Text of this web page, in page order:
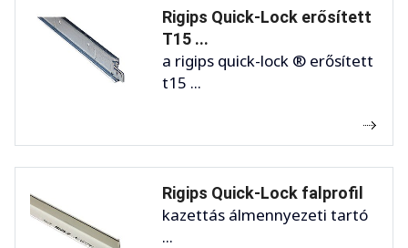
Rigips Quick-Lock erősített
T15 ...
a rigips quick-lock ® erősített
t15 ...
Rigips Quick-Lock falprofil
kazettás álmennyezeti tartó
...